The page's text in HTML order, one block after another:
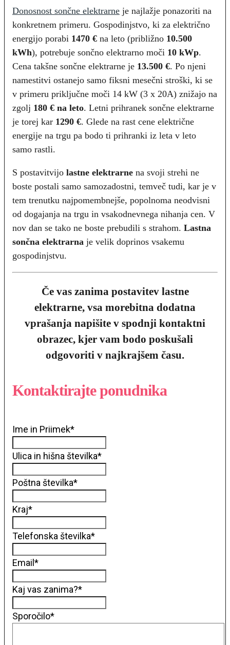
Donosnost sončne elektrarne je najlažje ponazoriti na
konkretnem primeru. Gospodinjstvo, ki za električno
energijo porabi 1470 € na leto (približno 10.500
kWh), potrebuje sončno elektrarno moči 10 kWp.
Cena takšne sončne elektrarne je 13.500 €. Po njeni
namestitvi ostanejo samo fiksni mesečni stroški, ki se
v primeru priključne moči 14 kW (3 x 20A) znižajo na
zgolj 180 € na leto. Letni prihranek sončne elektrarne
je torej kar 1290 €. Glede na rast cene električne
energije na trgu pa bodo ti prihranki iz leta v leto
samo rastli.
S postavitvijo lastne elektrarne na svoji strehi ne
boste postali samo samozadostni, temveč tudi, kar je v
tem trenutku najpomembnejše, popolnoma neodvisni
od dogajanja na trgu in vsakodnevnega nihanja cen. V
nov dan se tako ne boste prebudili s strahom. Lastna
sončna elektrarna je velik doprinos vsakemu
gospodinjstvu.
Če vas zanima postavitev lastne
elektrarne, vsa morebitna dodatna
vprašanja napišite v spodnji kontaktni
obrazec, kjer vam bodo poskušali
odgovoriti v najkrajšem času.
Kontaktirajte ponudnika
Ime in Priimek*
Ulica in hišna številka*
Poštna številka*
Kraj*
Telefonska številka*
Email*
Kaj vas zanima?*
Sporočilo*